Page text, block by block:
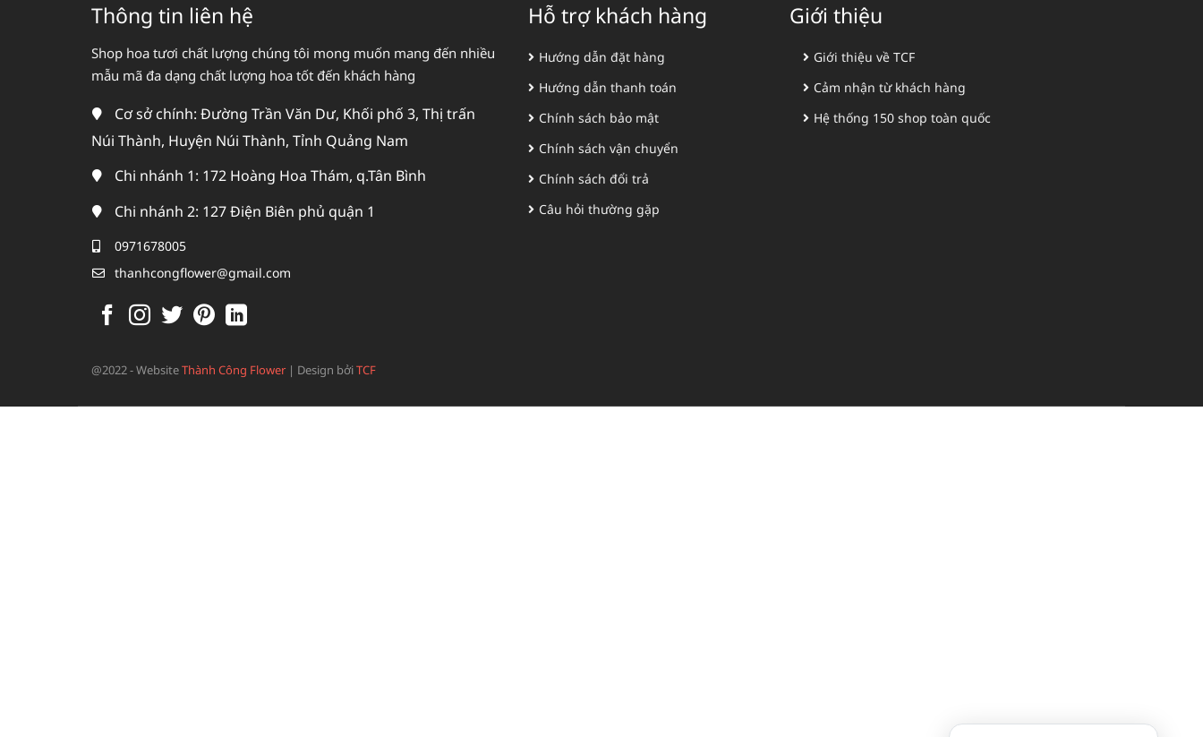
Thông tin liên hệ
Shop hoa tươi chất lượng chúng tôi mong muốn mang đến nhiều
mẫu mã đa dạng chất lượng hoa tốt đến khách hàng
Cơ sở chính: Đường Trần Văn Dư, Khối phố 3, Thị trấn
Núi Thành, Huyện Núi Thành, Tỉnh Quảng Nam
Chi nhánh 1: 172 Hoàng Hoa Thám, q.Tân Bình
Chi nhánh 2: 127 Điện Biên phủ quận 1
0971678005
thanhcongflower@gmail.com
Hỗ trợ khách hàng
Hướng dẫn đặt hàng
Hướng dẫn thanh toán
Chính sách bảo mật
Chính sách vận chuyển
Chính sách đổi trả
Câu hỏi thường gặp
Giới thiệu
Giới thiệu về TCF
Cảm nhận từ khách hàng
Hệ thống 150 shop toàn quốc
@2022 - WebsiteThành Công Flower | Design bởiTCF